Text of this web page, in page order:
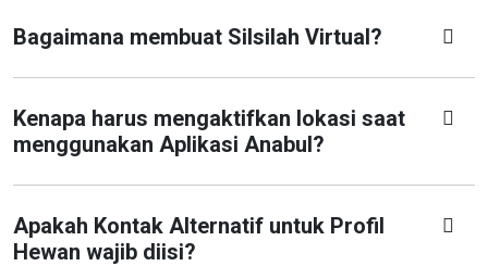
Bagaimana membuat Silsilah Virtual?
Kenapa harus mengaktifkan lokasi saat
menggunakan Aplikasi Anabul?
Apakah Kontak Alternatif untuk Profil
Hewan wajib diisi?